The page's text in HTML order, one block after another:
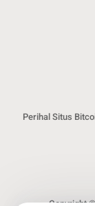
Perihal Situs